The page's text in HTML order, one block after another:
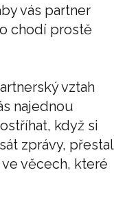
vás partner
chodí prostě
vztah
najednou
když si
zprávy, přestal
věcech, které